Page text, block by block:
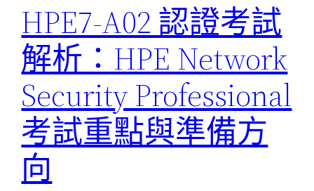
HPE7-A02 認證考試
解析：HPE Network
Security Professional
考試重點與準備方
向